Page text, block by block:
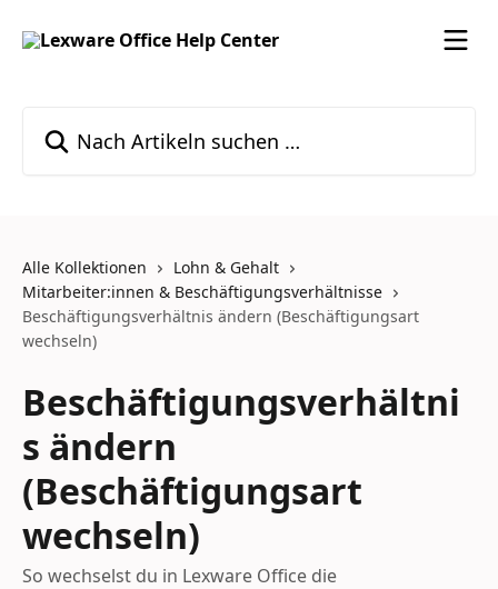
Alle Kollektionen
Lohn & Gehalt
Mitarbeiter:innen & Beschäftigungsverhältnisse
Beschäftigungsverhältnis ändern (Beschäftigungsart
wechseln)
Beschäftigungsverhältni
s ändern
(Beschäftigungsart
wechseln)
So wechselst du in Lexware Office die